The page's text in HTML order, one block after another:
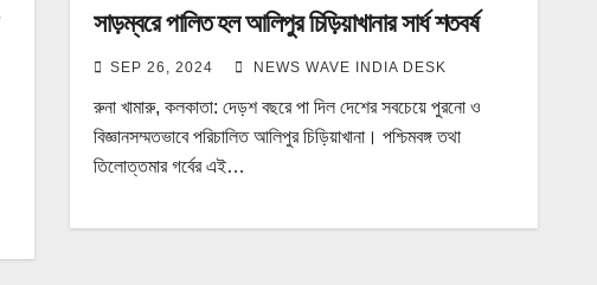
সাড়ম্বরে পালিত হল আলিপুর চিড়িয়াখানার সার্ধ শতবর্ষ
SEP 26, 2024 NEWS WAVE INDIA DESK
রুনা খামারু, কলকাতা: দেড়শ বছরে পা দিল দেশের সবচেয়ে পুরনো ও
বিজ্ঞানসম্মতভাবে পরিচালিত আলিপুর চিড়িয়াখানা। পশ্চিমবঙ্গ তথা
তিলোত্তমার গর্বের এই…